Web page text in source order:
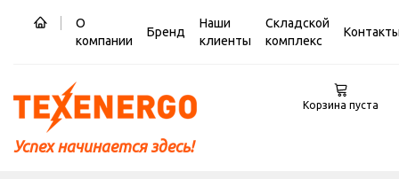
О
компании
Бренд
Наши
клиенты
Складской
комплекс
Успех начинается здесь!
Корзина пуста